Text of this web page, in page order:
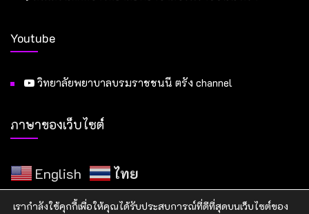
Youtube
วิทยาลัยพยาบาลบรมราชชนนี ตรัง channel
ภาษาของเว็บไซต์
English ไทย
เรากำลังใช้คุกกี้เพื่อให้คุณได้รับประสบการณ์ที่ดีที่สุดบนเว็บไซต์ของ